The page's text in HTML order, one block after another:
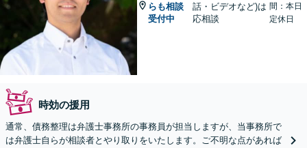
らも相談
受付中
話・ビデオなど)は
応相談
間：本日
定休日
時効の援用
通常、債務整理は弁護士事務所の事務員が担当しますが、当事務所で
は弁護士自らが相談者とやり取りをいたします。ご不明な点があれば